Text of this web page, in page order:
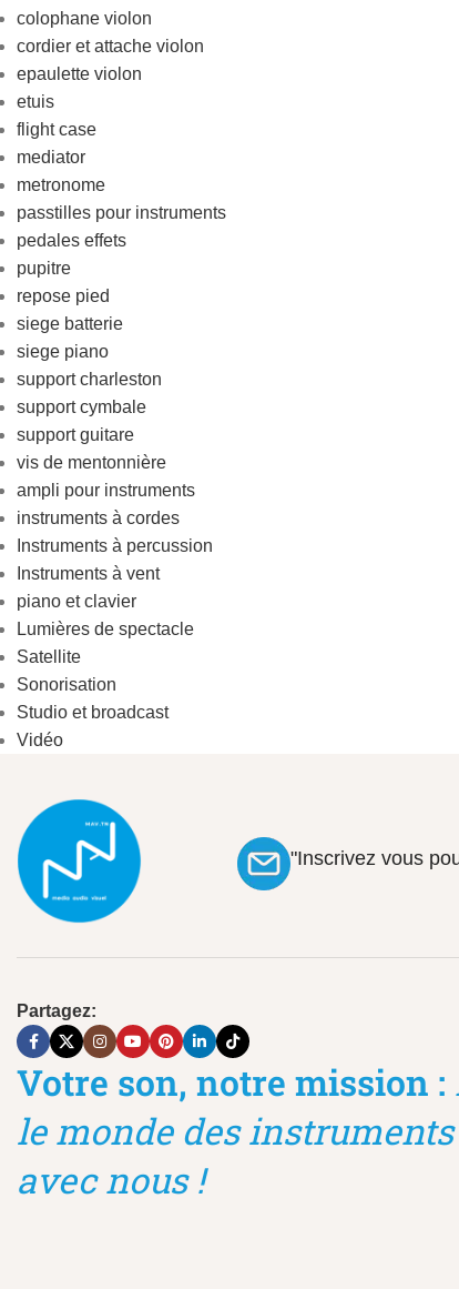
colophane violon
cordier et attache violon
epaulette violon
etuis
flight case
mediator
metronome
passtilles pour instruments
pedales effets
pupitre
repose pied
siege batterie
siege piano
support charleston
support cymbale
support guitare
vis de mentonnière
ampli pour instruments
instruments à cordes
Instruments à percussion
Instruments à vent
piano et clavier
Lumières de spectacle
Satellite
Sonorisation
Studio et broadcast
Vidéo
"Inscrivez vous
Partagez:
Votre son, notre mission :
le monde des
avec nous !